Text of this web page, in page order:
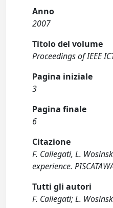
Anno
2007
Titolo del volume
Proceedings of IEEE
Pagina iniziale
3
Pagina finale
6
Citazione
F. Callegati, L.
experience.
Tutti gli autori
F. Callegati; L.